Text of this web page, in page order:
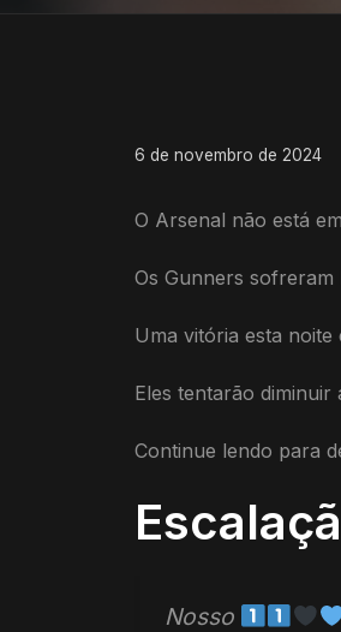
6 de novembro de 2024
O Arsenal não está
Os Gunners sofreram
Uma vitória esta
Eles tentarão
Continue lendo para
Nosso